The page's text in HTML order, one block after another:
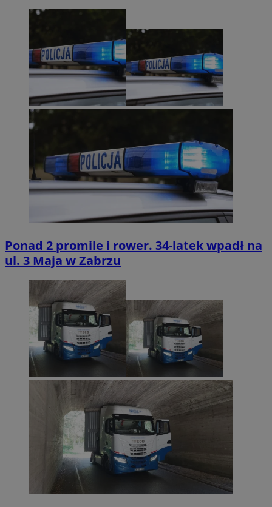
Ponad 2 promile i rower. 34-latek wpadł na
ul. 3 Maja w Zabrzu